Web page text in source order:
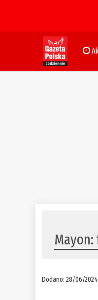
Dodano: 28/06/